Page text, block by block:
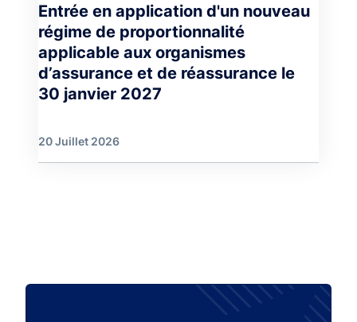
Entrée en application d'un nouveau
régime de proportionnalité
applicable aux organismes
d’assurance et de réassurance le
30 janvier 2027
20 Juillet 2026